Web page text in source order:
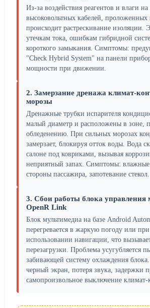
Из-за воздействия реагентов и влаги
высоковольтных кабелей,
происходит растрескивание изоляции.
утечкам тока, ошибкам гибридной
короткого замыкания. Симптомы:
"Check Hybrid System" на панели
мощности при движении.
2. Замерзание дренажа климат-
морозы
Дренажные трубки испарителя
малый диаметр и расположены в зоне,
обледенению. При сильных морозах
замерзает, блокируя отток воды. Вода
салоне под ковриками, вызывая
неприятный запах. Симптомы: влажные
стороны пассажира, запотевание стекол.
3. Сбои работы блока управления
OpenR Link
Блок мультимедиа на базе Android
перегревается в жаркую погоду или
использовании навигации, что
перезагрузки. Проблема усугубляется
забивающей систему охлаждения
черный экран, потеря звука, задержки
самопроизвольное выключение климат-